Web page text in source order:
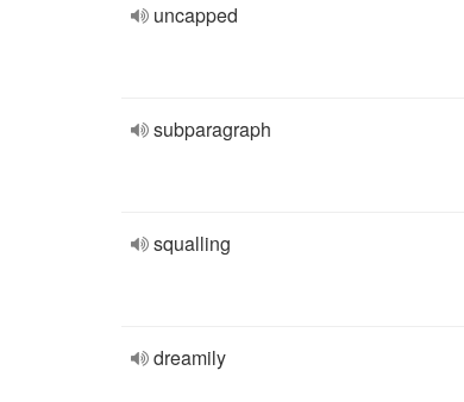
uncapped
subparagraph
squalling
dreamily